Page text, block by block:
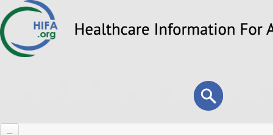
to
Search
form
Search